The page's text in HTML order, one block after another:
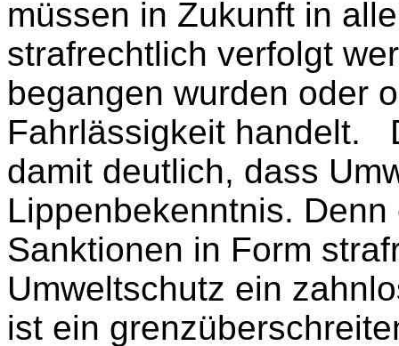
müssen in Zukunft in
strafrechtlich verfolgt
begangen wurden oder
Fahrlässigkeit handelt.
damit deutlich, dass
Lippenbekenntnis.
Sanktionen in Form
Umweltschutz ein
ist ein